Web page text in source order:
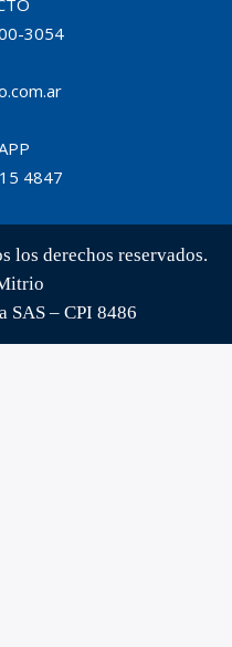
3054
4847
los derechos reservados.
– CPI 8486